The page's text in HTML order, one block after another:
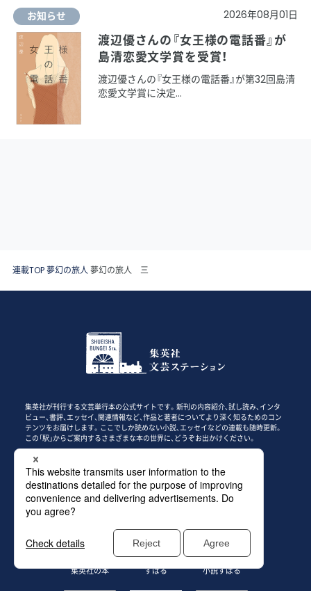
お知らせ 2026年08月01日
渡辺優さんの『女王様の電話番』が
島清恋愛文学賞を受賞！
渡辺優さんの『女王様の電話番』が第32回島清
恋愛文学賞に決定
連載TOP夢幻の旅人 夢幻の旅人 三
集英社が刊行する文芸単行本の公式サイトです。新刊の内容紹介、試し読み、インタ
ビュー、書評、エッセイ、関連情報など、作品と著者についてより深く知るためのコン
テンツをお届けします。ここでしか読めない小説、エッセイなどの連載も随時更新。
この「駅」からご案内するさまざまな本の世界に、どうぞお出かけください。
このサイトについて
集英社の本 すばる 小説すばる